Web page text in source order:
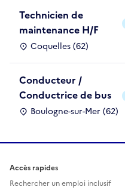
Technicien de
maintenance H/F
Coquelles (62)
Conducteur /
Conductrice de bus
Boulogne-sur-Mer (62)
Accès rapides
Rechercher un emploi inclusif